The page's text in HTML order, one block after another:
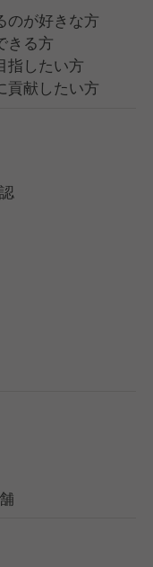
のが好きな方
きる方
指したい方
貢献したい方